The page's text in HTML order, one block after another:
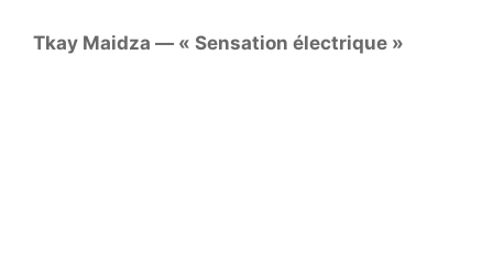
Tkay Maidza — « Sensation électrique »